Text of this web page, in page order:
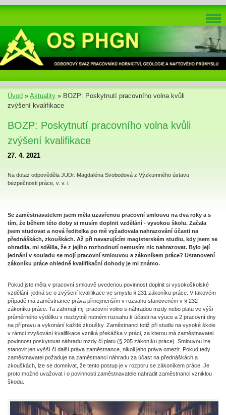
Úvod » Aktuality » BOZP: Poskytnutí pracovního volna kvůli
zvýšení kvalifikace
BOZP: Poskytnutí pracovního volna kvůli
zvýšení kvalifikace
27. 4. 2021
Na dotaz odpověděla JUDr. Magdaléna Svobodová z Výzkumného ústavu
bezpečnosti práce, v. v. i.
Se zaměstnavatelem jsem měla uzavřenou pracovní smlouvu na dva roky a s
tím, že během této doby si musím doplnit vzdělání - vysokou školu. Začala
jsem studovat a nová ředitelka po mě vyžadovala nahrazování účasti na
přednáškách, zkouškách. Až při navazujícím magisterském studiu, kdy jsem se
ohradila, mi sdělila, že z jejího rozhodnutí nemusím nic nahrazovat. Bylo její
jednání v souladu se mojí pracovní smlouvou a zákoníkem práce? Ustanovení
zákoníku práce ohledně kvalifikační dohody je mi známo.
Pokud jste měla v pracovní smlouvě uvedenou povinnost doplnit si vysokoškolské
vzdělání, jedná se o zvýšení kvalifikace ve smyslu § 231 zákoníku práce. V takovém
případě má zaměstnanec práva přinejmenším v rozsahu stanoveném v § 232
zákoníku práce. Ta zahrnují mj. pracovní volno s náhradou mzdy nebo platu ve výši
průměrného výdělku v nezbytně nutném rozsahu k účasti na výuce a 2 pracovní dny
na přípravu a vykonání každé zkoušky. Zaměstnanci totiž při studiu na vysoké škole
v rámci zvyšování kvalifikace vzniká překážka v práci, za kterou má zaměstnavatel
povinnost poskytovat náhradu mzdy či platu (§ 205 zákoníku práce). Smlouvou lze
stanovit jen vyšší či další práva zaměstnance, nikoli jeho práva omezit. Pokud tedy
zaměstnavatel požaduje na zaměstnanci náhradu za účast na přednáškách a
zkouškách, lze se domnívat, že tento postup je v rozporu se zákoníkem práce. Je
proto možné uvažovat i o povinnosti zaměstnavatele nahradit zaměstnanci vzniklou
škodu.